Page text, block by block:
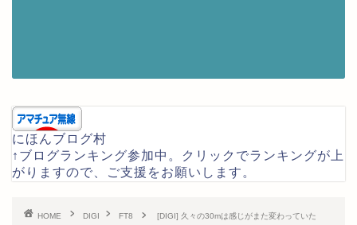
にほんブログ村
↑ブログランキング参加中。クリックでランキングが上
がりますので、ご支援をお願いします。
HOME DIGI FT8 [DIGI] 久々の30mは感じがまた変わっていた